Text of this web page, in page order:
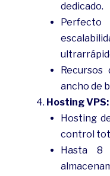
dedicado.
Recursos
ancho de
Hosting VPS:
Hosting
control
Hasta 8